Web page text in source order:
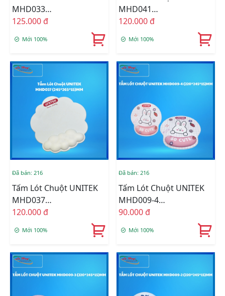
MHD033
(430*75*22)mm
125.000 đ
Mới 100%
MHD041
(250*265*23)MM
120.000 đ
Mới 100%
Đã bán: 216
Tấm Lót Chuột UNITEK
MHD037
(245*265*15)MM
120.000 đ
Mới 100%
Đã bán: 216
Tấm Lót Chuột UNITEK
MHD009-4
(220*245*15)MM
90.000 đ
Mới 100%